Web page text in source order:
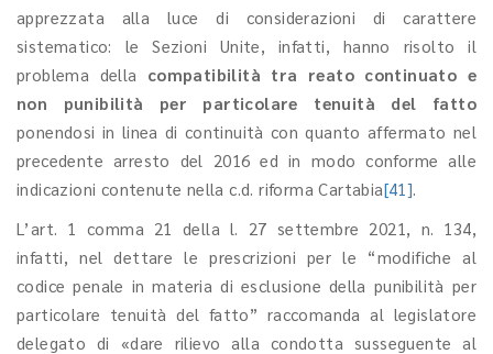
apprezzata alla luce di considerazioni di carattere
sistematico: le Sezioni Unite, infatti, hanno risolto il
problema della compatibilità tra reato continuato e
non punibilità per particolare tenuità del fatto
ponendosi in linea di continuità con quanto affermato nel
precedente arresto del 2016 ed in modo conforme alle
indicazioni contenute nella c.d. riforma Cartabia[41].
L’art. 1 comma 21 della l. 27 settembre 2021, n. 134,
infatti, nel dettare le prescrizioni per le “modifiche al
codice penale in materia di esclusione della punibilità per
particolare tenuità del fatto” raccomanda al legislatore
delegato di «dare rilievo alla condotta susseguente al